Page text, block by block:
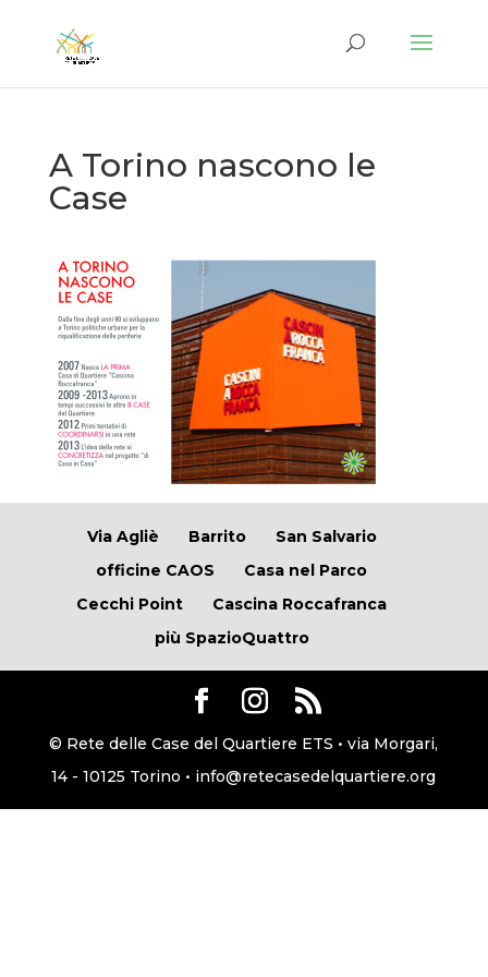
A Torino nascono le
Case
Via Agliè Barrito
San Salvario
officine CAOS
Casa nel Parco
Cecchi Point
Cascina Roccafranca
più SpazioQuattro
© Rete delle Case del Quartiere ETS • via Morgari,
14 - 10125 Torino • info@retecasedelquartiere.org